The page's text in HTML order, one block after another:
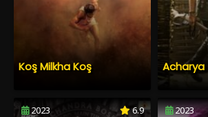
Koş Milkha Koş Acharya
2023 6.9 2023